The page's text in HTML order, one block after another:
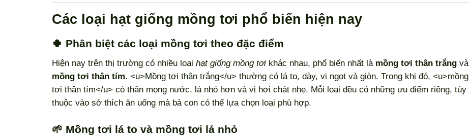
Các loại hạt giống mồng tơi phổ biến hiện nay
🍀 Phân biệt các loại mồng tơi theo đặc điểm
Hiện nay trên thị trường có nhiều loại hạt giống mồng tơi khác nhau, phổ biến nhất là mồng tơi thân trắng và
mồng tơi thân tím. <u>Mồng tơi thân trắng</u> thường có lá to, dày, vị ngọt và giòn. Trong khi đó, <u>mồng
tơi thân tím</u> có thân mọng nước, lá nhỏ hơn và vị hơi chát nhẹ. Mỗi loại đều có những ưu điểm riêng, tùy
thuộc vào sở thích ăn uống mà bà con có thể lựa chọn loại phù hợp.
🌱 Mồng tơi lá to và mồng tơi lá nhỏ